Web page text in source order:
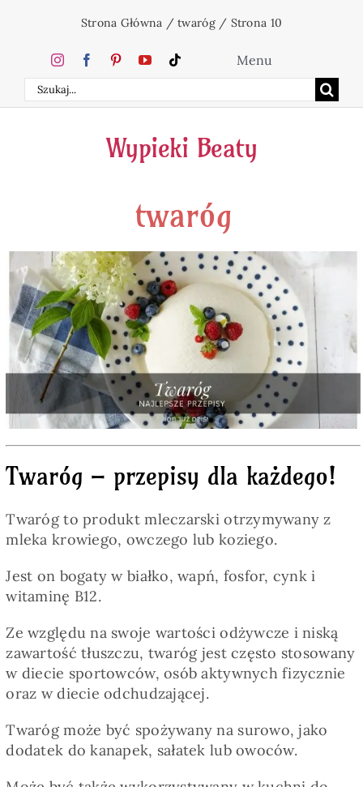
zawartości
Strona Główna /twaróg/ Strona 10
Szukaj
Menu
Home
Ciasta
Święta
Napoje
Pieczywo
Przetwory
Posiłki
Zdrowo i fit
Kuchnie świata
SKLEP
Wypieki Beaty
twaróg
Twaróg – przepisy dla każdego!
Twaróg to produkt mleczarski otrzymywany z
mleka krowiego, owczego lub koziego.
Jest on bogaty w białko, wapń, fosfor, cynk i
witaminę B12.
Ze względu na swoje wartości odżywcze i niską
zawartość tłuszczu, twaróg jest często stosowany
w diecie sportowców, osób aktywnych fizycznie
oraz w diecie odchudzającej.
Twaróg może być spożywany na surowo, jako
dodatek do kanapek, sałatek lub owoców.